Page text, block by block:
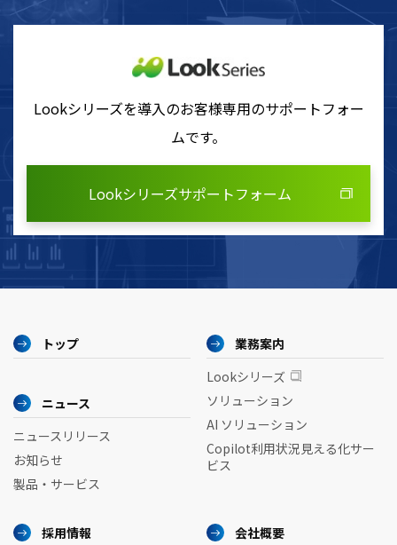
Lookシリーズを導入のお客様専用のサポートフォー
ムです。
Lookシリーズサポートフォーム
トップ
ニュース
ニュースリリース
お知らせ
製品・サービス
業務案内
Lookシリーズ
ソリューション
AI ソリューション
Copilot利用状況見える化サー
ビス
採用情報
会社概要